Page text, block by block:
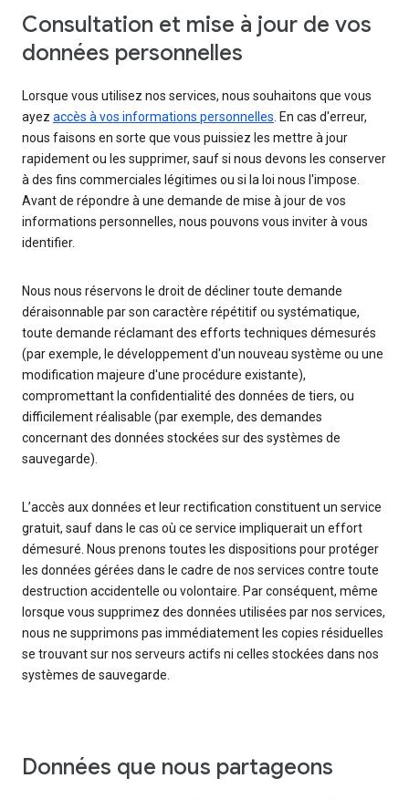
Consultation et mise à jour de vos
données personnelles
Lorsque vous utilisez nos services, nous souhaitons que vous
ayez accès à vos informations personnelles. En cas d'erreur,
nous faisons en sorte que vous puissiez les mettre à jour
rapidement ou les supprimer, sauf si nous devons les conserver
à des fins commerciales légitimes ou si la loi nous l'impose.
Avant de répondre à une demande de mise à jour de vos
informations personnelles, nous pouvons vous inviter à vous
identifier.
Nous nous réservons le droit de décliner toute demande
déraisonnable par son caractère répétitif ou systématique,
toute demande réclamant des efforts techniques démesurés
(par exemple, le développement d'un nouveau système ou une
modification majeure d'une procédure existante),
compromettant la confidentialité des données de tiers, ou
difficilement réalisable (par exemple, des demandes
concernant des données stockées sur des systèmes de
sauvegarde).
L’accès aux données et leur rectification constituent un service
gratuit, sauf dans le cas où ce service impliquerait un effort
démesuré. Nous prenons toutes les dispositions pour protéger
les données gérées dans le cadre de nos services contre toute
destruction accidentelle ou volontaire. Par conséquent, même
lorsque vous supprimez des données utilisées par nos services,
nous ne supprimons pas immédiatement les copies résiduelles
se trouvant sur nos serveurs actifs ni celles stockées dans nos
systèmes de sauvegarde.
Données que nous partageons